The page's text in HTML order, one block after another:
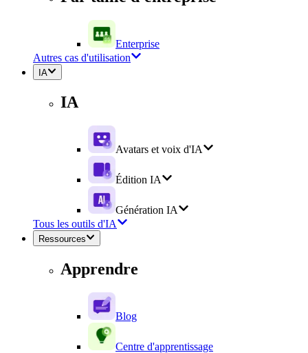
Enterprise
Autres cas d'utilisation
IA
IA
Avatars et voix d'IA
Édition IA
Génération IA
Tous les outils d'IA
Ressources
Apprendre
Blog
Centre d'apprentissage